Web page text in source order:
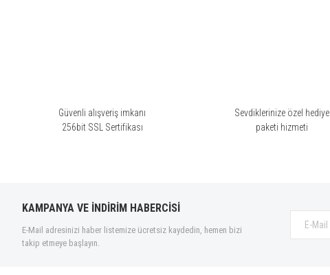
Güvenli alışveriş imkanı
256bit SSL Sertifikası
Sevdiklerinize özel hediye
paketi hizmeti
KAMPANYA VE İNDİRİM HABERCİSİ
E-Mail adresinizi haber listemize ücretsiz kaydedin, hemen bizi
takip etmeye başlayın.